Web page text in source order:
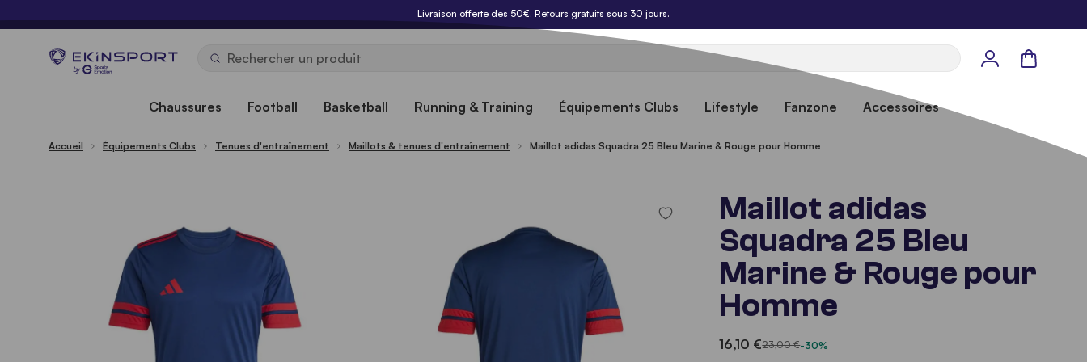
Livraison offerte dès 50€. Retours gratuits sous 30 jours.
by
Panier
Chaussures Football Basketball Running & Training Équipements Clubs Lifestyle Fanzone Accessoires
Accueil Équipements Clubs Tenues d'entraînement Maillots & tenues d'entraînement Maillot adidas Squadra 25 Bleu Marine & Rouge pour Homme
Maillot adidas
Squadra 25 Bleu
Marine & Rouge pour
Homme
16,10 €23,00 €-30%